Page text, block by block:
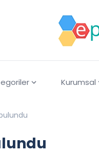
Kurumsal